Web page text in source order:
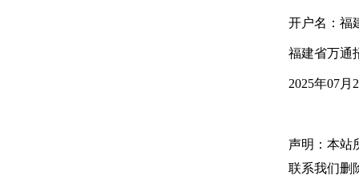
开户名： 福
福建省万通
2025年07月
声明：本站
联系我们删